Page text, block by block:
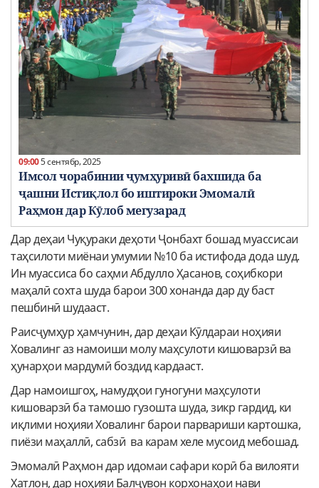
09:005 сентябр, 2025
Имсол чорабинии ҷумҳуривӣ бахшида ба
ҷашни Истиқлол бо иштироки Эмомалӣ
Раҳмон дар Кӯлоб мегузарад
Дар деҳаи Чуқураки деҳоти Ҷонбахт бошад муассисаи
таҳсилоти миёнаи умумии №10 ба истифода дода шуд.
Ин муассиса бо саҳми Абдулло Ҳасанов, соҳибкори
маҳалӣ сохта шуда барои 300 хонанда дар ду баст
пешбинӣ шудааст.
Раисҷумҳур ҳамчунин, дар деҳаи Кӯлдараи ноҳияи
Ховалинг аз намоиши молу маҳсулоти кишоварзӣ ва
ҳунарҳои мардумӣ боздид кардааст.
Дар намоишгоҳ, намудҳои гуногуни маҳсулоти
кишоварзӣ ба тамошо гузошта шуда, зикр гардид, ки
иқлими ноҳияи Ховалинг барои парвариши картошка,
пиёзи маҳаллӣ, сабзӣ ва карам хеле мусоид мебошад.
Эмомалӣ Раҳмон дар идомаи сафари корӣ ба вилояти
Хатлон, дар ноҳияи Балҷувон корхонаҳои нави